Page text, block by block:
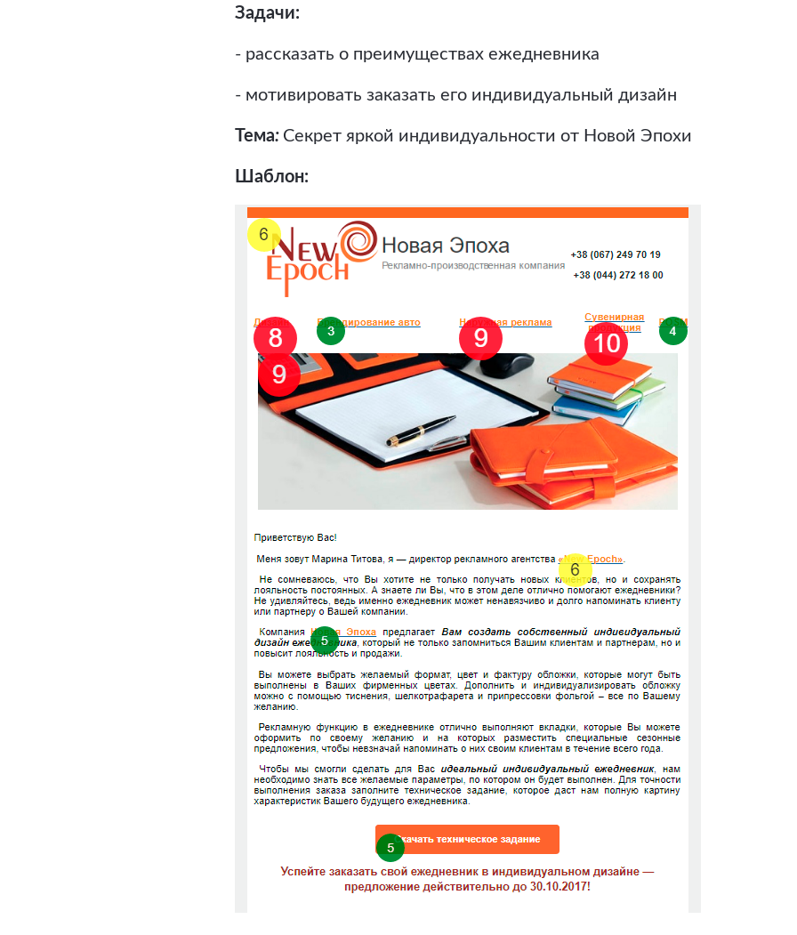
Задачи:
- рассказать о преимуществах ежедневника
- мотивировать заказать его индивидуальный дизайн
Тема: Секрет яркой индивидуальности от Новой Эпохи
Шаблон: